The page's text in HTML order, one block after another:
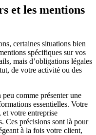
et les mentions
certaines situations bien
spécifiques sur vos
mais d’obligations légales
de votre activité ou des
comme présenter une
essentielles. Votre
votre entreprise
Ces précisions sont là pour
à la fois votre client,